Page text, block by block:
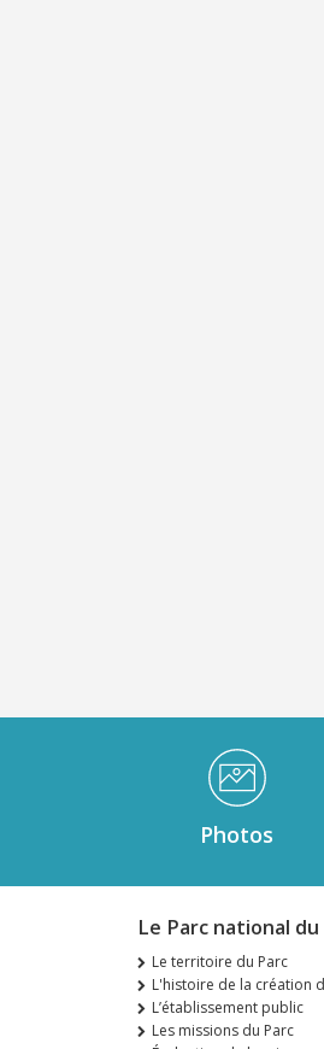
Médiathèque Footer
Photos
Le Parc national
Le territoire du Parc
L'histoire de la création
L’établissement public
Les missions du Parc